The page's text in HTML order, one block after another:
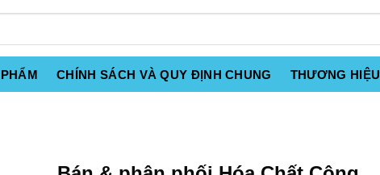
CHÍNH SÁCH VÀ QUY ĐỊNH CHUNG THƯƠNG HIỆU